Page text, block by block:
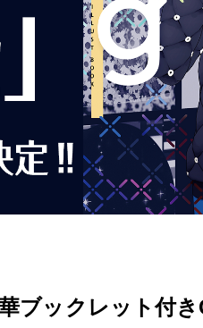
ブックレット付